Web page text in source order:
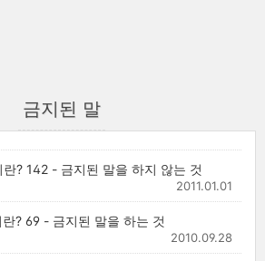
금지된 말
? 142 - 금지된 말을 하지 않는 것
2011.01.01
? 69 - 금지된 말을 하는 것
2010.09.28